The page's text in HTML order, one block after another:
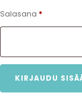
Salasana *Vaaditaan
KIRJAUDU